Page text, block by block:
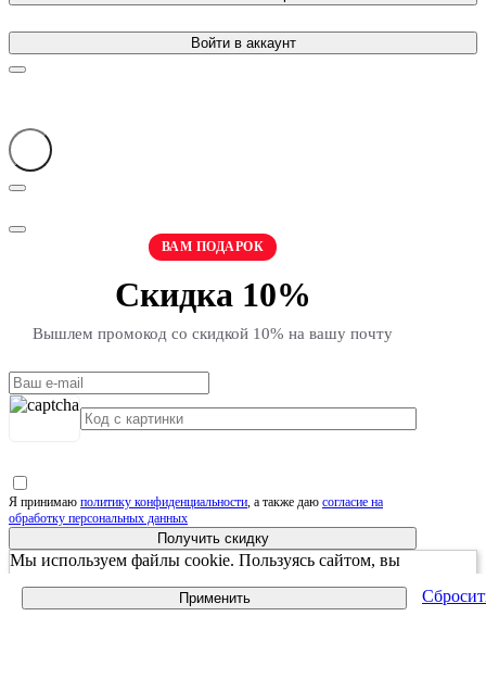
Применить
Войти в аккаунт
ВАМ ПОДАРОК
Скидка 10%
Вышлем промокод со скидкой 10% на вашу почту
Я принимаю политику конфиденциальности, а также даю согласие на
обработку персональных данных
Получить скидку
Мы используем файлы cookie. Пользуясь сайтом, вы